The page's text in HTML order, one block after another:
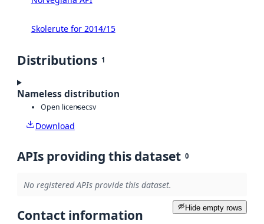
Skolerute for 2014/15
Distributions 1
Nameless distribution
Open licensecsv
Download
APIs providing this dataset 0
No registered APIs provide this dataset.
Hide empty rows
Contact information